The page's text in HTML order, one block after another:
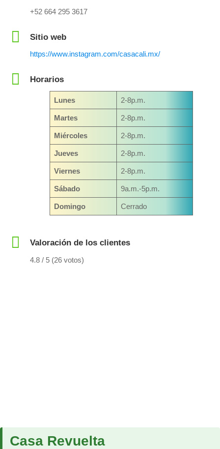
+52 664 295 3617
Sitio web
https://www.instagram.com/casacali.mx/
Horarios
Lunes 2-8p.m.
Martes 2-8p.m.
Miércoles 2-8p.m.
Jueves 2-8p.m.
Viernes 2-8p.m.
Sábado 9a.m.-5p.m.
Domingo Cerrado
Valoración de los clientes
4.8 / 5 (26 votos)
Casa Revuelta